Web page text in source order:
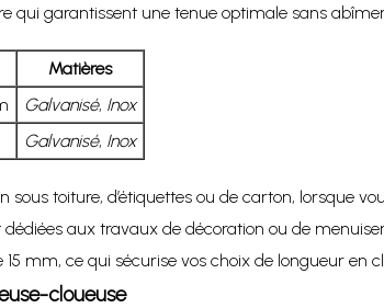
qui garantissent une tenue optimale sans
Matières
Galvanisé, Inox
Galvanisé, Inox
toiture, d’étiquettes ou de carton, lorsque
aux travaux de décoration ou de
mm, ce qui sécurise vos choix de longueur en
cloueuse